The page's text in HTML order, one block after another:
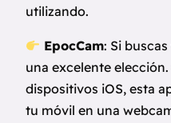
utilizando.
EpocCam: Si
una excelente
dispositivos iOS, esta
tu móvil en una